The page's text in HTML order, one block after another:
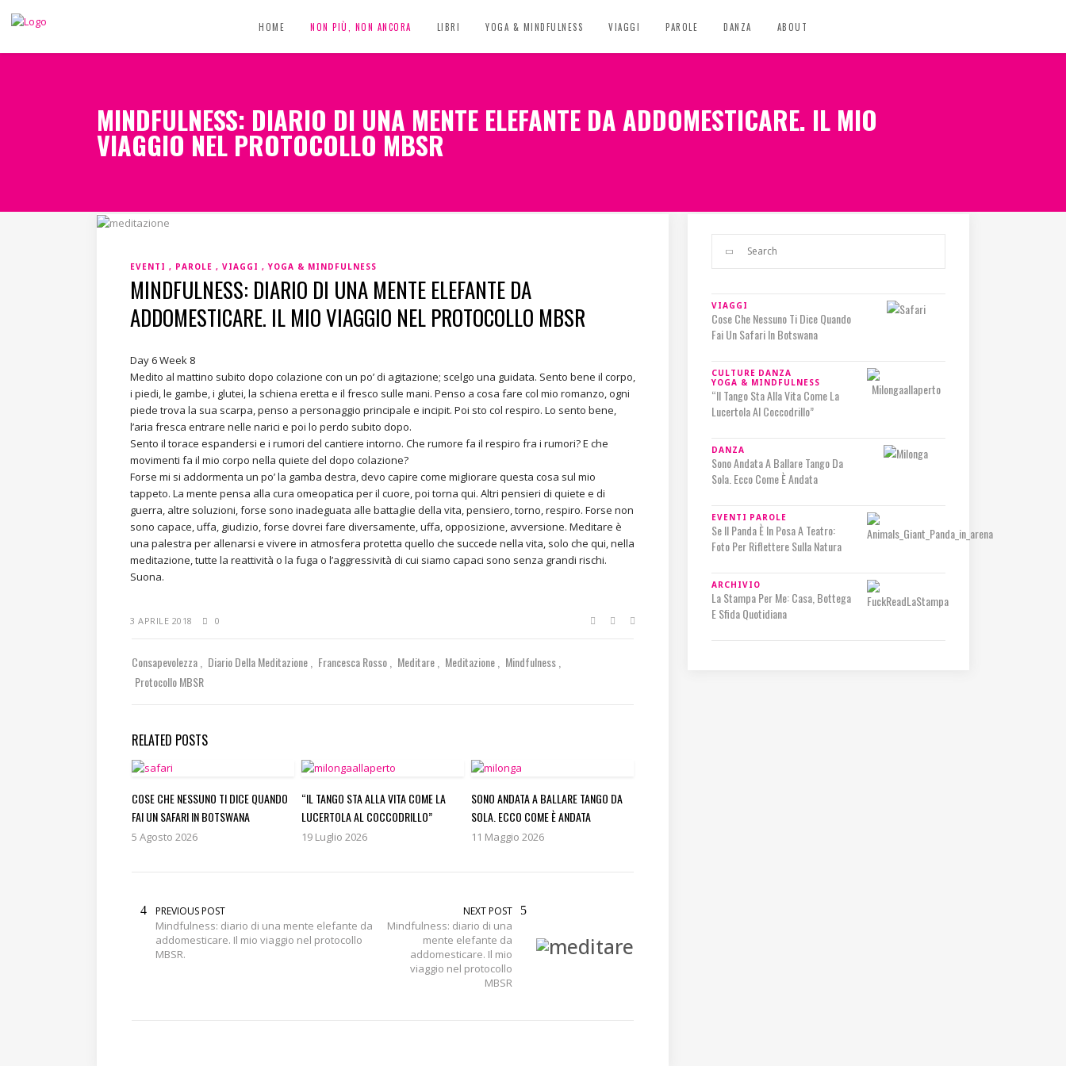
HOME NON PIÙ, NON ANCORA LIBRI YOGA & MINDFULNESS VIAGGI PAROLE DANZA ABOUT
MINDFULNESS: DIARIO DI UNA MENTE ELEFANTE DA ADDOMESTICARE. IL MIO
VIAGGIO NEL PROTOCOLLO MBSR
EVENTI PAROLE VIAGGI YOGA & MINDFULNESS
MINDFULNESS: DIARIO DI UNA MENTE ELEFANTE DA
ADDOMESTICARE. IL MIO VIAGGIO NEL PROTOCOLLO MBSR
Day 6 Week 8
Medito al mattino subito dopo colazione con un po’ di agitazione; scelgo una guidata. Sento bene il corpo,
i piedi, le gambe, i glutei, la schiena eretta e il fresco sulle mani. Penso a cosa fare col mio romanzo, ogni
piede trova la sua scarpa, penso a personaggio principale e incipit. Poi sto col respiro. Lo sento bene,
l’aria fresca entrare nelle narici e poi lo perdo subito dopo.
Sento il torace espandersi e i rumori del cantiere intorno. Che rumore fa il respiro fra i rumori? E che
movimenti fa il mio corpo nella quiete del dopo colazione?
Forse mi si addormenta un po’ la gamba destra, devo capire come migliorare questa cosa sul mio
tappeto. La mente pensa alla cura omeopatica per il cuore, poi torna qui. Altri pensieri di quiete e di
guerra, altre soluzioni, forse sono inadeguata alle battaglie della vita, pensiero, torno, respiro. Forse non
sono capace, uffa, giudizio, forse dovrei fare diversamente, uffa, opposizione, avversione. Meditare è
una palestra per allenarsi e vivere in atmosfera protetta quello che succede nella vita, solo che qui, nella
meditazione, tutte la reattività o la fuga o l’aggressività di cui siamo capaci sono senza grandi rischi.
Suona.
3 APRILE 2018 0
Consapevolezza Diario Della Meditazione Francesca Rosso Meditare Meditazione
Mindfulness
Protocollo MBSR
RELATED POSTS
COSE CHE NESSUNO TI DICE QUANDO
FAI UN SAFARI IN BOTSWANA
5 Agosto 2026
“IL TANGO STA ALLA VITA COME LA
LUCERTOLA AL COCCODRILLO”
19 Luglio 2026
SONO ANDATA A BALLARE TANGO DA
SOLA. ECCO COME È ANDATA
11 Maggio 2026
PREVIOUS POST
Mindfulness: diario di una mente elefante da
addomesticare. Il mio viaggio nel protocollo
MBSR.
NEXT POST
Mindfulness: diario di una
mente elefante da
addomesticare. Il mio
viaggio nel protocollo
MBSR
VIAGGI
Cose Che Nessuno Ti Dice Quando
Fai Un Safari In Botswana
CULTURE DANZA
YOGA & MINDFULNESS
“Il Tango Sta Alla Vita Come La
Lucertola Al Coccodrillo”
DANZA
Sono Andata A Ballare Tango Da
Sola. Ecco Come È Andata
EVENTI PAROLE
Se Il Panda È In Posa A Teatro:
Foto Per Riflettere Sulla Natura
ARCHIVIO
La Stampa Per Me: Casa, Bottega
E Sfida Quotidiana